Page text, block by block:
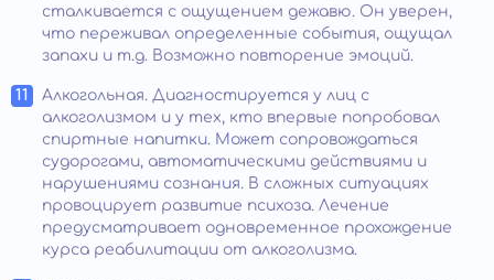
сталкивается с ощущением дежавю. Он уверен,
что переживал определенные события, ощущал
запахи и т.д. Возможно повторение эмоций.
Алкогольная. Диагностируется у лиц с
алкоголизмом и у тех, кто впервые попробовал
спиртные напитки. Может сопровождаться
судорогами, автоматическими действиями и
нарушениями сознания. В сложных ситуациях
провоцирует развитие психоза. Лечение
предусматривает одновременное прохождение
курса реабилитации от алкоголизма.